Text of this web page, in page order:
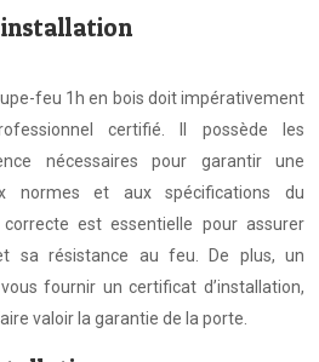
installation
feu 1h en bois doit impérativement
certifié. Il possède les
nécessaires pour garantir une
normes et aux spécifications du
est essentielle pour assurer
sa résistance au feu. De plus, un
fournir un certificat d’installation,
valoir la garantie de la porte.